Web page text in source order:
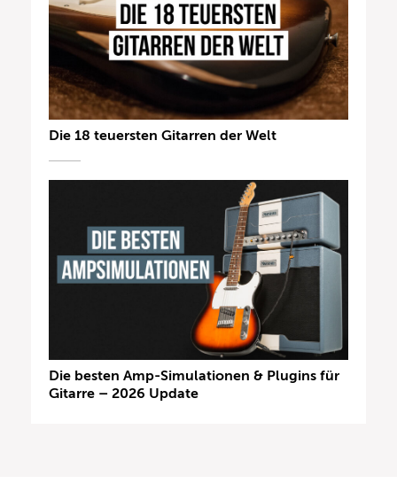
Die 18 teuersten Gitarren der Welt
Die besten Amp-Simulationen & Plugins für
Gitarre – 2026 Update